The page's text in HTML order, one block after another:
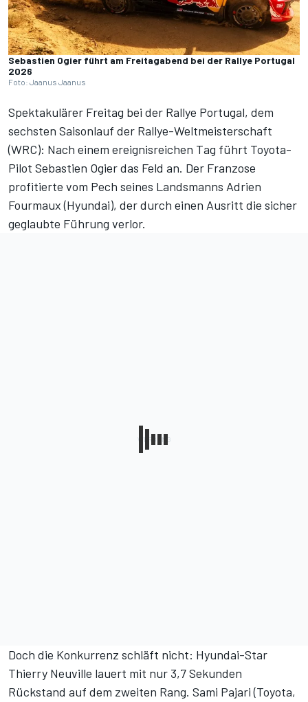
Sebastien Ogier führt am Freitagabend bei der Rallye Portugal
2026
Foto: Jaanus Jaanus
Spektakulärer Freitag bei der Rallye Portugal, dem
sechsten Saisonlauf der Rallye-Weltmeisterschaft
(WRC): Nach einem ereignisreichen Tag führt Toyota-
Pilot Sebastien Ogier das Feld an. Der Franzose
profitierte vom Pech seines Landsmanns Adrien
Fourmaux (Hyundai), der durch einen Ausritt die sicher
geglaubte Führung verlor.
Doch die Konkurrenz schläft nicht: Hyundai-Star
Thierry Neuville lauert mit nur 3,7 Sekunden
Rückstand auf dem zweiten Rang. Sami Pajari (Toyota,